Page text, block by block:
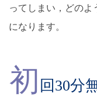
ってしまい，どの
になります。
初 回30分